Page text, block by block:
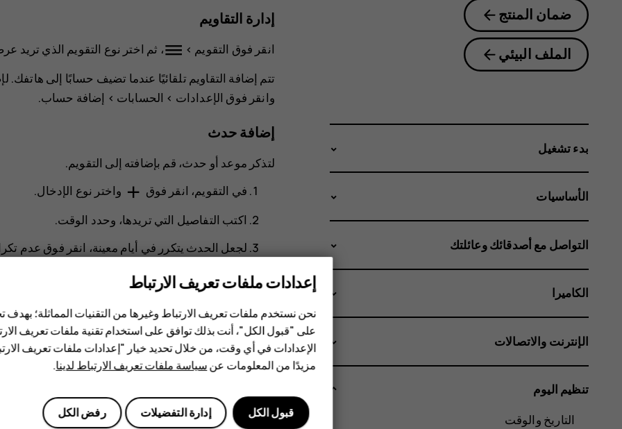
إدارة التقاويم
انقر فوق التقويم >
dehaze، ثم اختر نوع التقويم الذي تريد
تتم إضافة التقاويم تلقائيًا عندما تضيف حسابًا إلى
وانقر فوق الإعدادات > الحسابات > إضافة حساب.
إضافة حدث
لتذكر موعد أو حدث، قم بإضافته إلى التقويم.
في التقويم، انقر فوق add واختر نوع الإدخال.
اكتب التفاصيل التي تريدها، وحدد الوقت.
لجعل الحدث يتكرر في أيام معينة، انقر فوق عدم
لتعيين تذكير، انقر فوق إضافة إشعار
تلميح:لتعديل حدث ما، انقر فوق الحدث ثمmode_edit،
انقر فوق الحدث.
ضمان المنتج
الملف البيئي
بدء تشغيل
الأساسيات
التواصل مع أصدقائك وعائلتك
الكاميرا
الإنترنت والاتصالات
تنظيم اليوم
التاريخ والوقت
إعدادات ملفات تعريف الارتباط
نحن نستخدم ملفات تعريف الارتباط وغيرها من التقنيات المماثلة؛
على "قبول الكل"، أنت بذلك توافق على استخدام تقنية ملفات تعريف
الإعدادات في أي وقت، من خلال تحديد خيار "إعدادات ملفات تعريف
مزيدًا من المعلومات عنسياسة ملفات تعريف الارتباط لدينا.
رفض الكل إدارة التفضيلات قبول الكل